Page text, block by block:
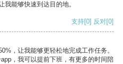
我能够快速到达目的地。
支持[0] 反对[0]
，让我能够更轻松地完成工作任务。
，我可以提前下班，有更多的时间陪